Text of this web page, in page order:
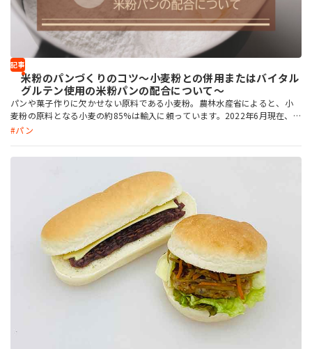
記事
米粉のパンづくりのコツ～小麦粉との併用またはバイタル
グルテン使用の米粉パンの配合について～
パンや菓子作りに欠かせない原料である小麦粉。農林水産省によると、小
麦粉の原料となる小麦の約85%は輸入に頼っています。2022年6月現在、
小麦の国際価格は、アメリカでの不作や世界情勢の影響で高騰しています。
ンに適した米粉が登場し、米粉パンや米粉菓子も作られるようになりまし
パン